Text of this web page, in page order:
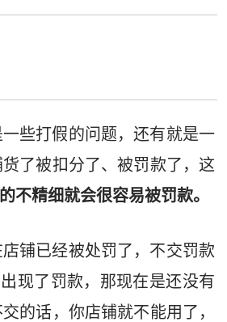
些打假的问题，还有就是一
了被扣分了、被罚款了，这
不精细就会很容易被罚款。
铺已经被处罚了，不交罚款
现了罚款，那现在是还没有
的话，你店铺就不能用了，